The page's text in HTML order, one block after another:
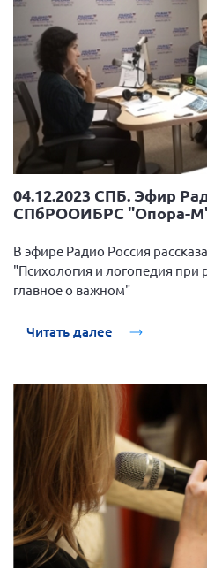
04.12.2023 СПБ. Эфир
СПбРООИБРС "Опора-М"
В эфире Радио Россия
"Психология и логопедия при
главное о важном"
Читать далее